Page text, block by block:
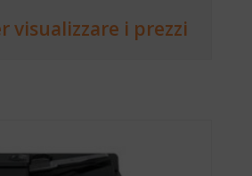
visualizzare i prezzi